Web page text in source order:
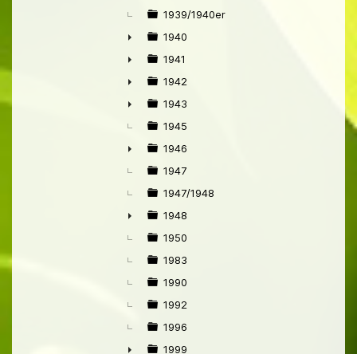
►
1939/1940er
►
1940
►
1941
►
1942
►
1943
1945
►
1946
1947
1947/1948
►
1948
1950
1983
1990
1992
1996
1999